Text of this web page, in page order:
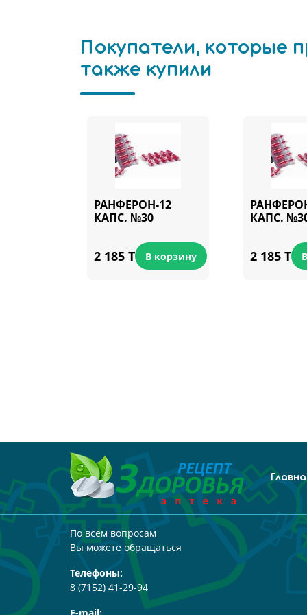
Покупатели, которые
также купили
РАНФЕРОН-12
КАПС. №30
2 185 T
КАПС.
2 185 T
По всем вопросам
Вы можете обращаться
Телефоны:
8 (7152) 41-29-94